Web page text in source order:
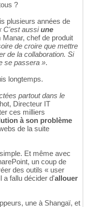
?
plusieurs années de
C'est aussiune
Manar, chef de produit
de croire que mettre
de la collaboration. Si
se passera ».
longtemps.
partout dans le
Directeur IT
ces milliers
à son problème
de la suite
Et même avec
un coup de
des outils « user
a fallu décider d'allouer
une à Shangaï, et